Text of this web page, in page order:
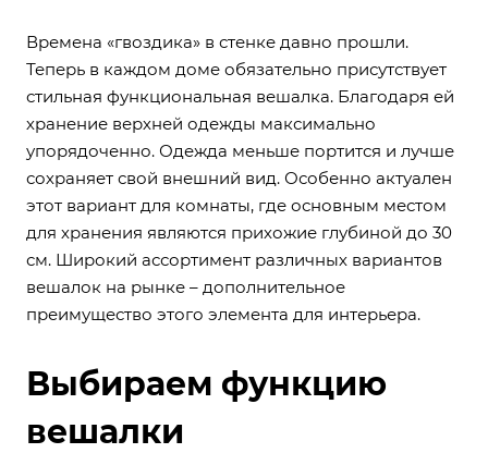
Времена «гвоздика» в стенке давно прошли.
Теперь в каждом доме обязательно присутствует
стильная функциональная вешалка. Благодаря ей
хранение верхней одежды максимально
упорядоченно. Одежда меньше портится и лучше
сохраняет свой внешний вид. Особенно актуален
этот вариант для комнаты, где основным местом
для хранения являются прихожие глубиной до 30
см. Широкий ассортимент различных вариантов
вешалок на рынке – дополнительное
преимущество этого элемента для интерьера.
Выбираем функцию
вешалки